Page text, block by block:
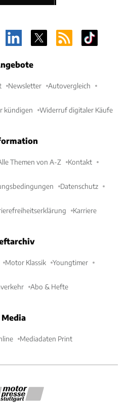
Newsletter Autovergleich
kündigen Widerruf digitaler Käufe
Themen von A-Z Kontakt
Datenschutz
Karriere
Motor Klassik Youngtimer
Abo & Hefte
Media
Mediadaten Print